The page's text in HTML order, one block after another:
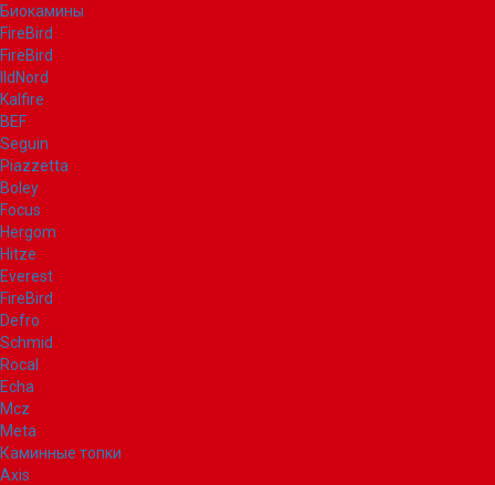
Биокамины
FireBird
FireBird
IldNord
Kalfire
BEF
Seguin
Piazzetta
Boley
Focus
Hergom
Hitze
Everest
FireBird
Defro
Schmid
Rocal
Echa
Mcz
Meta
Каминные топки
Axis